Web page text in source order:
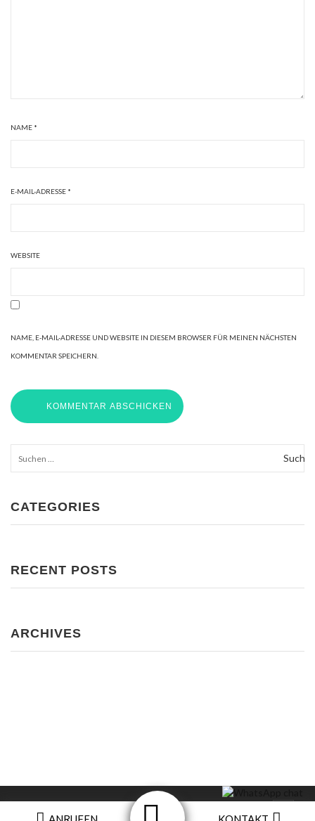
NAME *
E-MAIL-ADRESSE *
WEBSITE
NAME, E-MAIL-ADRESSE UND WEBSITE IN DIESEM BROWSER FÜR MEINEN NÄCHSTEN
KOMMENTAR SPEICHERN.
nach:
CATEGORIES
RECENT POSTS
ARCHIVES
Impressum